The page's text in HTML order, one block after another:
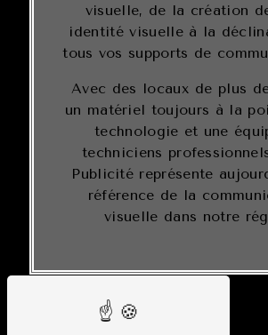
visuelle, de la création
identité visuelle à la
tous vos supports de
Avec des locaux de plus
un matériel toujours à la
technologie et une
techniciens
Publicité représente
référence de la
visuelle dans notre